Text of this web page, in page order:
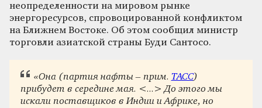
неопределенности на мировом рынке
энергоресурсов, спровоцированной конфликтом
на Ближнем Востоке. Об этом сообщил министр
торговли азиатской страны Буди Сантосо.
«Она (партия нафты – прим. ТАСС)
прибудет в середине мая. <...> До этого мы
искали поставщиков в Индии и Африке, но